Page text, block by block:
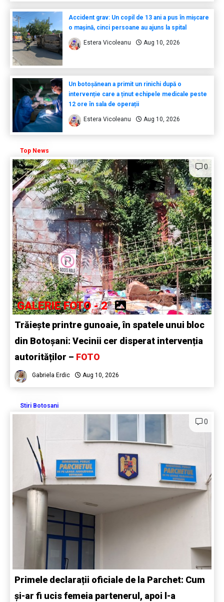
Accident grav: Un copil de 13 ani a pus în mișcare
o mașină, cinci persoane au ajuns la spital
Estera Vicoleanu Aug 10, 2026
Un botoșănean a primit un rinichi după o
intervenție care a ținut echipele medicale peste
12 ore în sala de operații
Estera Vicoleanu Aug 10, 2026
Top News
0
GALERIE FOTO - 2
Trăiește printre gunoaie, în spatele unui bloc
din Botoșani: Vecinii cer disperat intervenția
autorităților – FOTO
Gabriela Erdic Aug 10, 2026
Stiri Botosani
0
Primele declarații oficiale de la Parchet: Cum
și-ar fi ucis femeia partenerul, apoi l-a